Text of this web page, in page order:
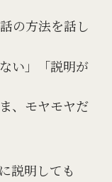
の方法を話し
い」「説明が
、モヤモヤだ
説明しても